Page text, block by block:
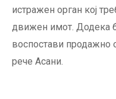
истражен орган кој
движен имот. Додека
воспостави продажно
рече Асани.